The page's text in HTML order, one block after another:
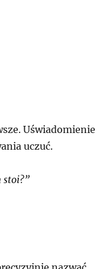
Uświadomienie
uczuć.
stoi?”